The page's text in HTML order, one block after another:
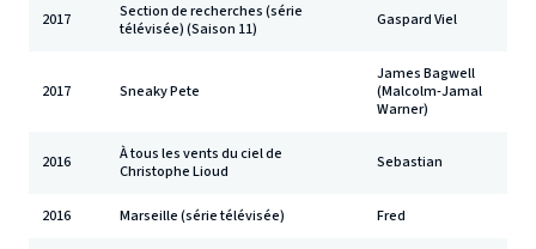
2017
Section de recherches (série
télévisée) (Saison 11)
Gaspard Viel
2017 Sneaky Pete
James Bagwell
(Malcolm-Jamal
Warner)
2016
À tous les vents du ciel de
Christophe Lioud
Sebastian
2016 Marseille (série télévisée) Fred